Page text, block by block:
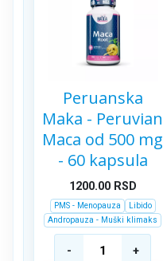
Peruanska
Maka - Peruvian
Maca od 500 mg
- 60 kapsula
1200.00RSD
PMS - Menopauza
Libido
Andropauza - Muški klimaks